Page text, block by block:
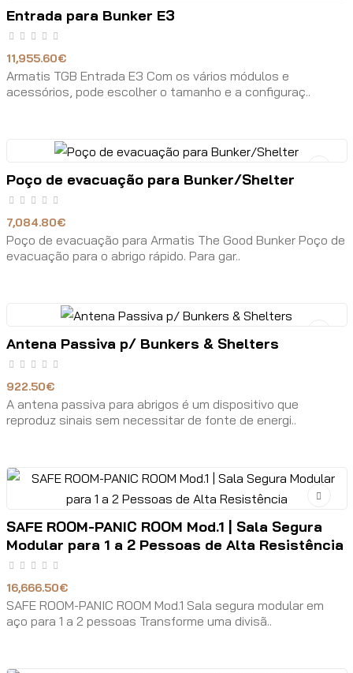
Entrada para Bunker E3
11,955.60€
Armatis TGB Entrada E3 Com os vários módulos e
acessórios, pode escolher o tamanho e a configuraç..
Poço de evacuação para Bunker/Shelter
7,084.80€
Poço de evacuação para Armatis The Good Bunker Poço de
evacuação para o abrigo rápido. Para gar..
Antena Passiva p/ Bunkers & Shelters
922.50€
A antena passiva para abrigos é um dispositivo que
reproduz sinais sem necessitar de fonte de energi..
SAFE ROOM-PANIC ROOM Mod.1 | Sala Segura
Modular para 1 a 2 Pessoas de Alta Resistência
16,666.50€
SAFE ROOM-PANIC ROOM Mod.1 Sala segura modular em
aço para 1 a 2 pessoas Transforme uma divisã..